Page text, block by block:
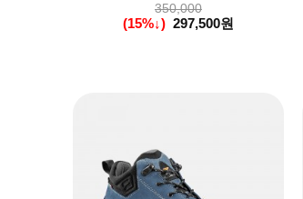
350,000
(15%↓) 297,500원